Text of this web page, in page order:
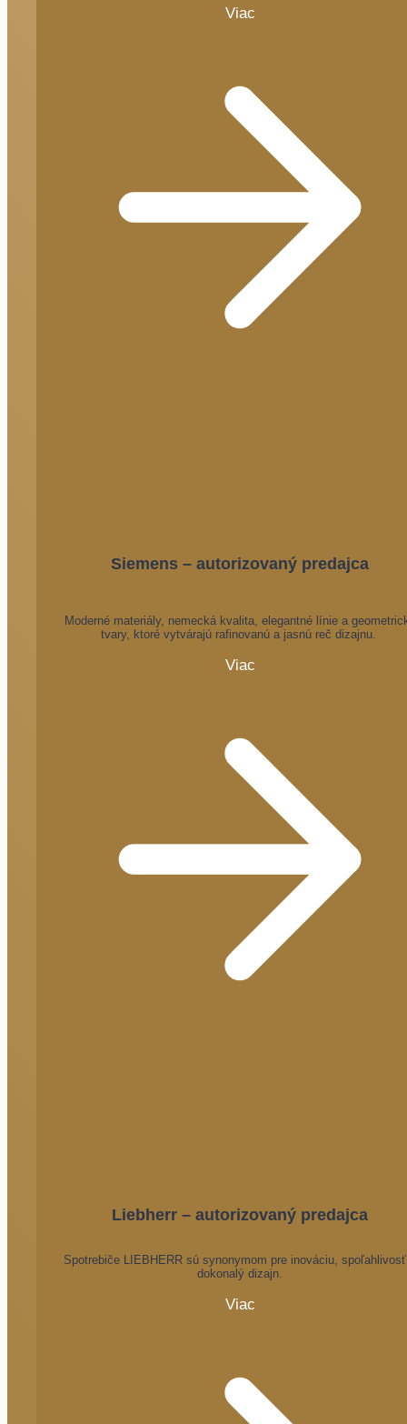
Viac
Siemens – autorizovaný predajca
Moderné materiály, nemecká kvalita, elegantné línie a
tvary, ktoré vytvárajú rafinovanú a jasnú reč dizajnu.
Viac
Liebherr – autorizovaný predajca
Spotrebiče LIEBHERR sú synonymom pre inováciu,
dokonalý dizajn.
Viac